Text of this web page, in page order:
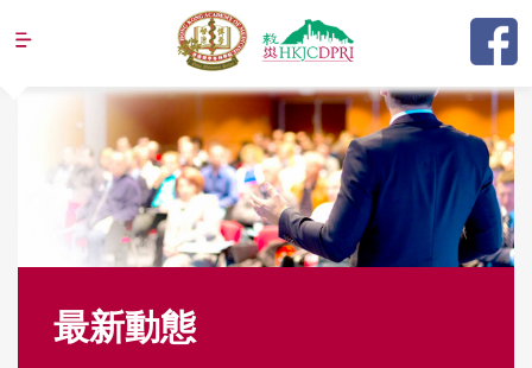
Jump to navigation
最新動態